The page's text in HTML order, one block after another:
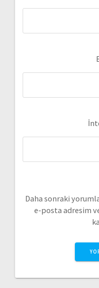
Daha sonraki
e-posta adresim